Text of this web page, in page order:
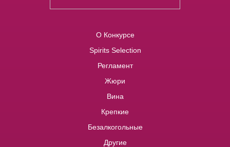
О Конкурсе
Spirits Selection
Регламент
Жюри
Вина
Крепкие
Безалкогольные
Другие